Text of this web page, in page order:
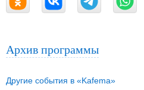
Архив программы
Другие события в «Kafema»